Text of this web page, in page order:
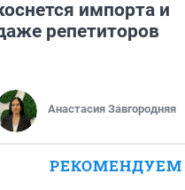
импорта и
репетиторов
Анастасия Завгородняя
РЕКОМЕНДУЕМ